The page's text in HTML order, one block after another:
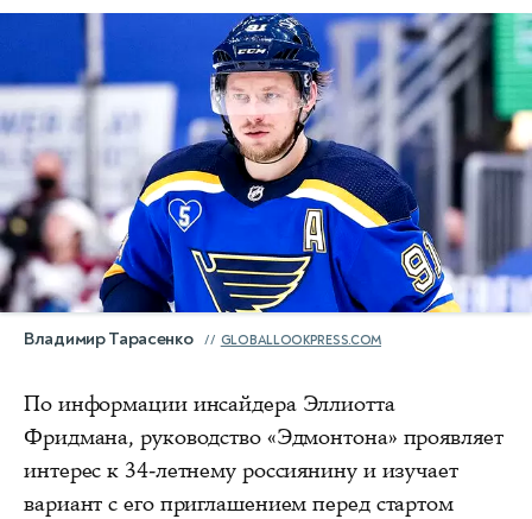
Владимир Тарасенко GLOBALLOOKPRESS.COM
По информации инсайдера Эллиотта
Фридмана, руководство «Эдмонтона» проявляет
интерес к 34-летнему россиянину и изучает
вариант с его приглашением перед стартом